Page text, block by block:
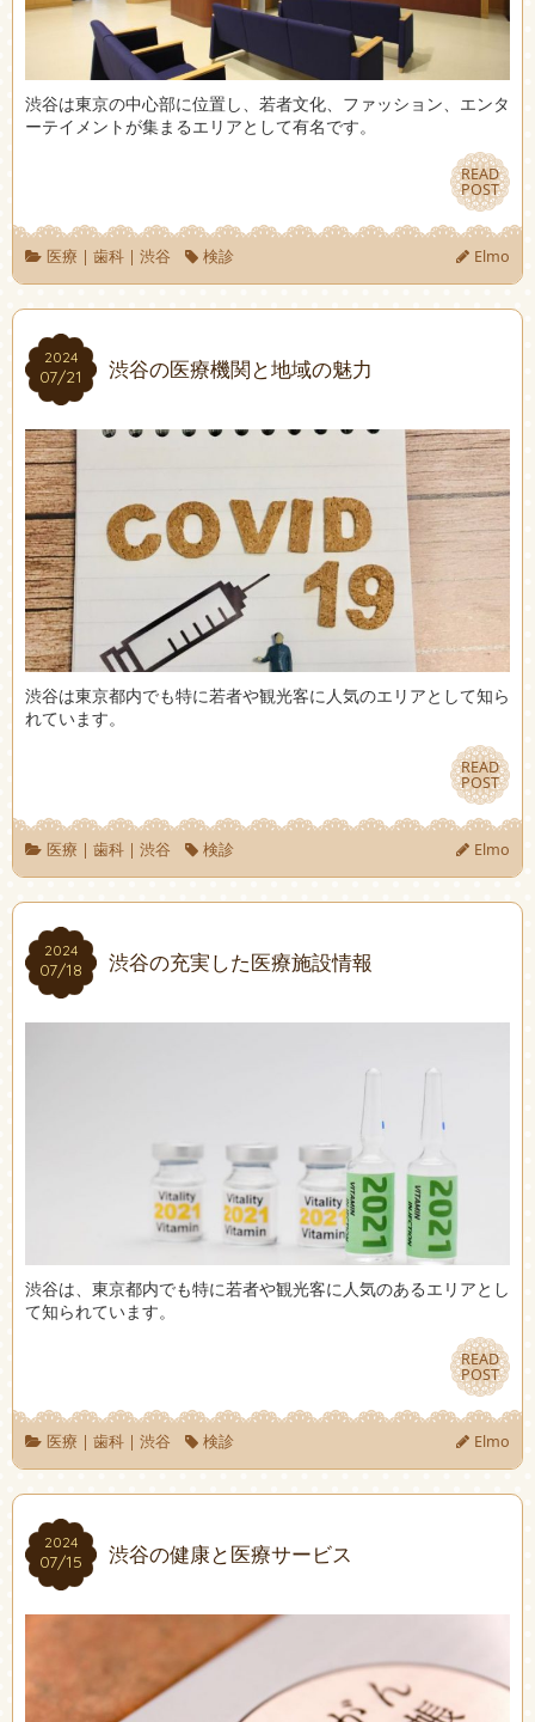
渋谷は東京の中心部に位置し、若者文化、ファッション、エンタ
ーテイメントが集まるエリアとして有名です。
READ
POST
READ
POST
医療 | 歯科| 渋谷 検診 Elmo
2024
07/21
2024
07/21 渋谷の医療機関と地域の魅力
渋谷は東京都内でも特に若者や観光客に人気のエリアとして知ら
れています。
READ
POST
READ
POST
医療 | 歯科| 渋谷 検診 Elmo
2024
07/18
2024
07/18 渋谷の充実した医療施設情報
渋谷は、東京都内でも特に若者や観光客に人気のあるエリアとし
て知られています。
READ
POST
READ
POST
医療 | 歯科| 渋谷 検診 Elmo
2024
07/15
2024
07/15 渋谷の健康と医療サービス